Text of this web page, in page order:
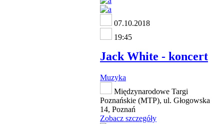
07.10.2018
19:45
Jack White - koncert
Muzyka
Międzynarodowe Targi
Poznańskie (MTP), ul. Głogowska
14, Poznań
Zobacz szczegóły